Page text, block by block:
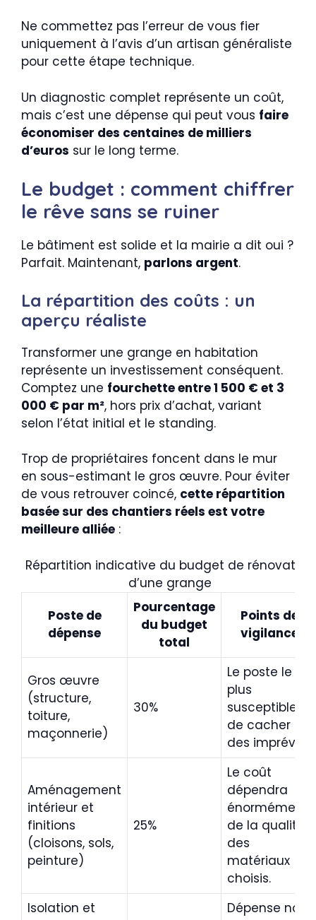
Ne commettez pas l’erreur de vous fier
uniquement à l’avis d’un artisan généraliste
pour cette étape technique.
Un diagnostic complet représente un coût,
mais c’est une dépense qui peut vous faire
économiser des centaines de milliers
d’euros sur le long terme.
Le budget : comment chiffrer
le rêve sans se ruiner
Le bâtiment est solide et la mairie a dit oui ?
Parfait. Maintenant, parlons argent.
La répartition des coûts : un
aperçu réaliste
Transformer une grange en habitation
représente un investissement conséquent.
Comptez une fourchette entre 1 500 € et 3
000 € par m², hors prix d’achat, variant
selon l’état initial et le standing.
Trop de propriétaires foncent dans le mur
en sous-estimant le gros œuvre. Pour éviter
de vous retrouver coincé, cette répartition
basée sur des chantiers réels est votre
meilleure alliée :
Répartition indicative du budget de rénovation
d’une grange
Poste de
dépense
Pourcentage
du budget
total
Points de
vigilance
Gros œuvre
(structure,
toiture,
maçonnerie)
30%
Le poste le
plus
susceptible
de cacher
des imprévus.
Aménagement
intérieur et
finitions
(cloisons, sols,
peinture)
25%
Le coût
dépendra
énormément
de la qualité
des
matériaux
choisis.
Isolation et
Dépense non